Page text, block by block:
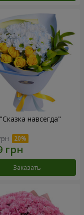
навсегда"
Заказать